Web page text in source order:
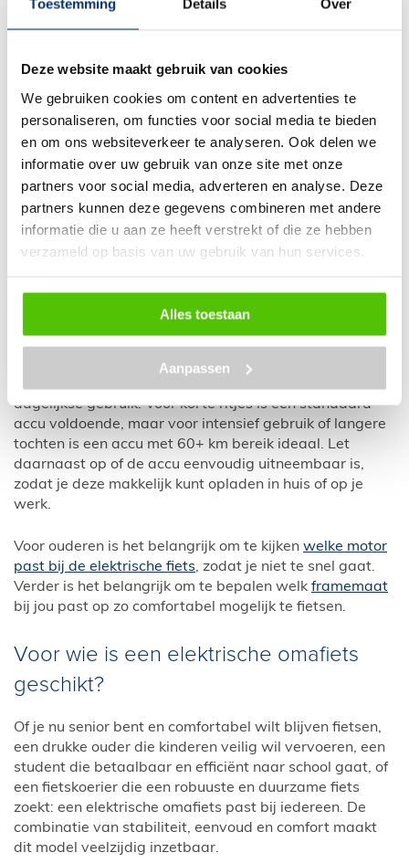
Toestemming Details Over
Deze website maakt gebruik van cookies
We gebruiken cookies om content en advertenties te
personaliseren, om functies voor social media te bieden
en om ons websiteverkeer te analyseren. Ook delen we
informatie over uw gebruik van onze site met onze
partners voor social media, adverteren en analyse. Deze
partners kunnen deze gegevens combineren met andere
informatie die u aan ze heeft verstrekt of die ze hebben
verzameld op basis van uw gebruik van hun services.
Alles toestaan
Aanpassen
Welke motor past bij een elektrische
elektrisch middenmotor. Deze motor zit laag in het
frame, wat zorgt voor een stabiele wegligging en
natuurlijke trapondersteuning. Er zijn ook modellen met
voorwielmotor of achterwielmotor, maar de
middenmotor is het meest populair. Dat maakt dit type
omafiets perfect voor stadsritten, boodschappen of
langere tochten.
en accu?
Een elektrische omafiets met versnellingen geeft je meer
flexibiliteit bij heuvels of lange afstanden. Ook de
dagelijkse gebruik. Voor korte ritjes is een standaard
accu voldoende, maar voor intensief gebruik of langere
tochten is een accu met 60+ km bereik ideaal. Let
daarnaast op of de accu eenvoudig uitneembaar is,
zodat je deze makkelijk kunt opladen in huis of op je
werk.
Voor ouderen is het belangrijk om te kijken welke motor
past bij de elektrische fiets, zodat je niet te snel gaat.
Verder is het belangrijk om te bepalen welk framemaat
bij jou past op zo comfortabel mogelijk te fietsen.
Voor wie is een elektrische omafiets
geschikt?
Of je nu senior bent en comfortabel wilt blijven fietsen,
een drukke ouder die kinderen veilig wil vervoeren, een
student die betaalbaar en efficiënt naar school gaat, of
een fietskoerier die een robuuste en duurzame fiets
zoekt: een elektrische omafiets past bij iedereen. De
combinatie van stabiliteit, eenvoud en comfort maakt
dit model veelzijdig inzetbaar.